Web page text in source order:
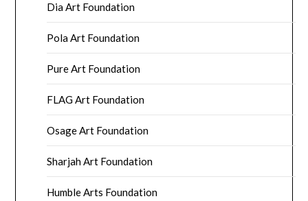
Dia Art Foundation
Pola Art Foundation
Pure Art Foundation
FLAG Art Foundation
Osage Art Foundation
Sharjah Art Foundation
Humble Arts Foundation